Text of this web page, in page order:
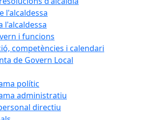
l'alcaldessa
l'alcaldessa
i funcions
competències i calendari
de Govern Local
polític
administratiu
directiu